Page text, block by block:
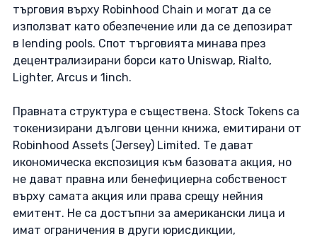
търговия върху Robinhood Chain и могат да се
използват като обезпечение или да се депозират
в lending pools. Спот търговията минава през
децентрализирани борси като Uniswap, Rialto,
Lighter, Arcus и 1inch.
Правната структура е съществена. Stock Tokens са
токенизирани дългови ценни книжа, емитирани от
Robinhood Assets (Jersey) Limited. Те дават
икономическа експозиция към базовата акция, но
не дават правна или бенефициерна собственост
върху самата акция или права срещу нейния
емитент. Не са достъпни за американски лица и
имат ограничения в други юрисдикции,